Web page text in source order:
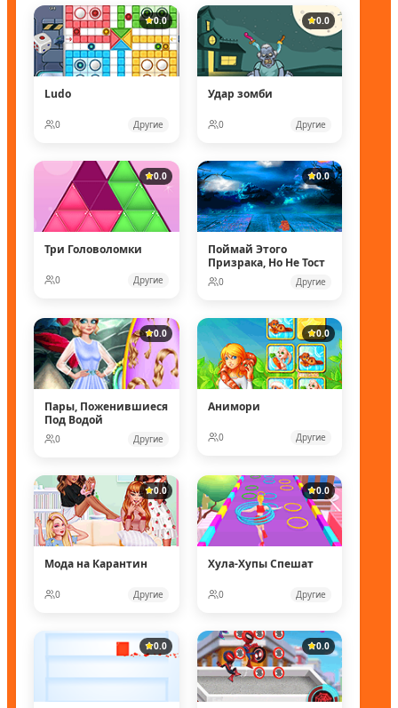
0.0
Ludo
0 Другие
0.0
Удар зомби
0 Другие
0.0
Три Головоломки
0 Другие
0.0
Поймай Этого
Призрака, Но Не Тост
0 Другие
0.0
Пары, Поженившиеся
Под Водой
0 Другие
0.0
Анимори
0 Другие
0.0
Мода на Карантин
0 Другие
0.0
Хула-Хупы Спешат
0 Другие
0.0 0.0